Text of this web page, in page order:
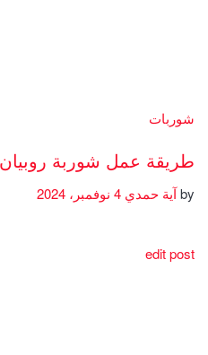
شوربات
طريقة عمل شوربة
byآية حمدي
edit post